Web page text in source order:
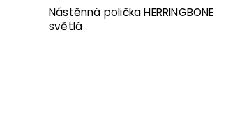
Nástěnná polička HERRINGBONE
světlá